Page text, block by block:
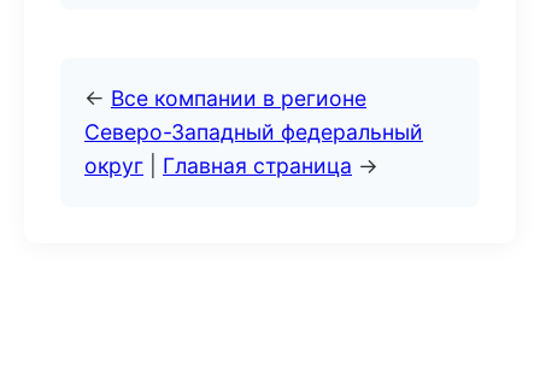
← Все компании в регионе
Северо-Западный федеральный
округ
Главная страница →